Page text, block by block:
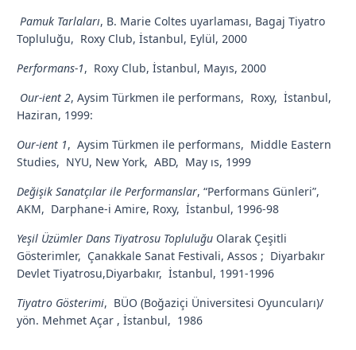
Pamuk Tarlaları, B. Marie Coltes uyarlaması, Bagaj Tiyatro
Topluluğu, Roxy Club, İstanbul, Eylül, 2000
Performans-1, Roxy Club, İstanbul, Mayıs, 2000
Our-ient 2, Aysim Türkmen ile performans, Roxy, İstanbul,
Haziran, 1999:
Our-ient 1, Aysim Türkmen ile performans, Middle Eastern
Studies, NYU, New York, ABD, May ıs, 1999
Değişik Sanatçılar ile Performanslar, “Performans Günleri”,
AKM, Darphane-i Amire, Roxy, İstanbul, 1996-98
Yeşil Üzümler Dans Tiyatrosu Topluluğu Olarak Çeşitli
Gösterimler, Çanakkale Sanat Festivali, Assos ; Diyarbakır
Devlet Tiyatrosu,Diyarbakır, İstanbul, 1991-1996
Tiyatro Gösterimi, BÜO (Boğaziçi Üniversitesi Oyuncuları)/
yön. Mehmet Açar , İstanbul, 1986